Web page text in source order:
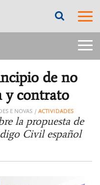
???
title:
Menú
de no
y contrato
E NOVAS ACTIVIDADES
la propuesta de
Civil español